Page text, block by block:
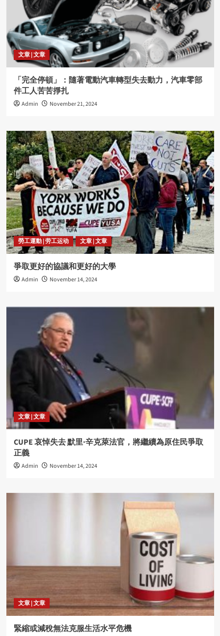
文章 | 文章
「完全停頓」：隨著電動汽車轉型失去動力，汽車零部
件工人苦苦掙扎
Admin November 21, 2024
勞工運動 | 劳工运动 文章 | 文章
爭取更好的協議和更好的大學
Admin November 14, 2024
文章 | 文章
CUPE 哀悼失去 默里·辛克萊法官，將繼續為原住民爭取
正義
Admin November 14, 2024
文章 | 文章
緊縮或減稅無法克服生活水平危機